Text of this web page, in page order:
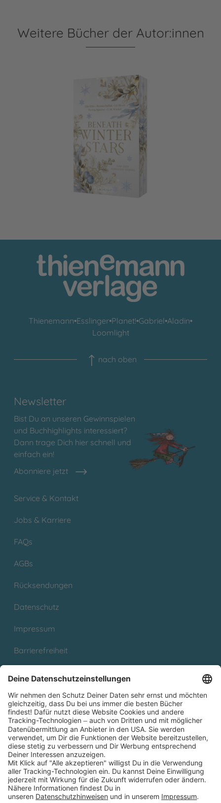
Weitere Bücher der Autor:innen
Beneath Winter Stars
Thienemann•Esslinger•Planet!•Gabriel•Aladin•
Loomlight
nach oben
Newsletter
Bist Du an unseren Gewinnspielen
und Buchhighlights interessiert?
Dann trage Dich hier schnell und
einfach ein!
Abonniere jetzt
Service & Kontakt
Jobs & Karriere
FAQs
AGBs
Rücksendungen
Datenschutz
Impressum
Barrierefreiheit
Partnerprogramm (Affiliate)
Folge uns auf
* Versandkostenfrei ab 9,00 € Bestellwert innerhalb
Deutschlands